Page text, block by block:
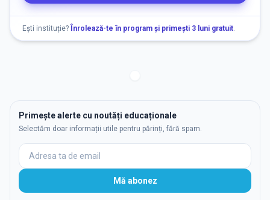
Ești instituție? Înrolează-te în program și primești 3 luni gratuit.
Primește alerte cu noutăți educaționale
Selectăm doar informații utile pentru părinți, fără spam.
Mă abonez